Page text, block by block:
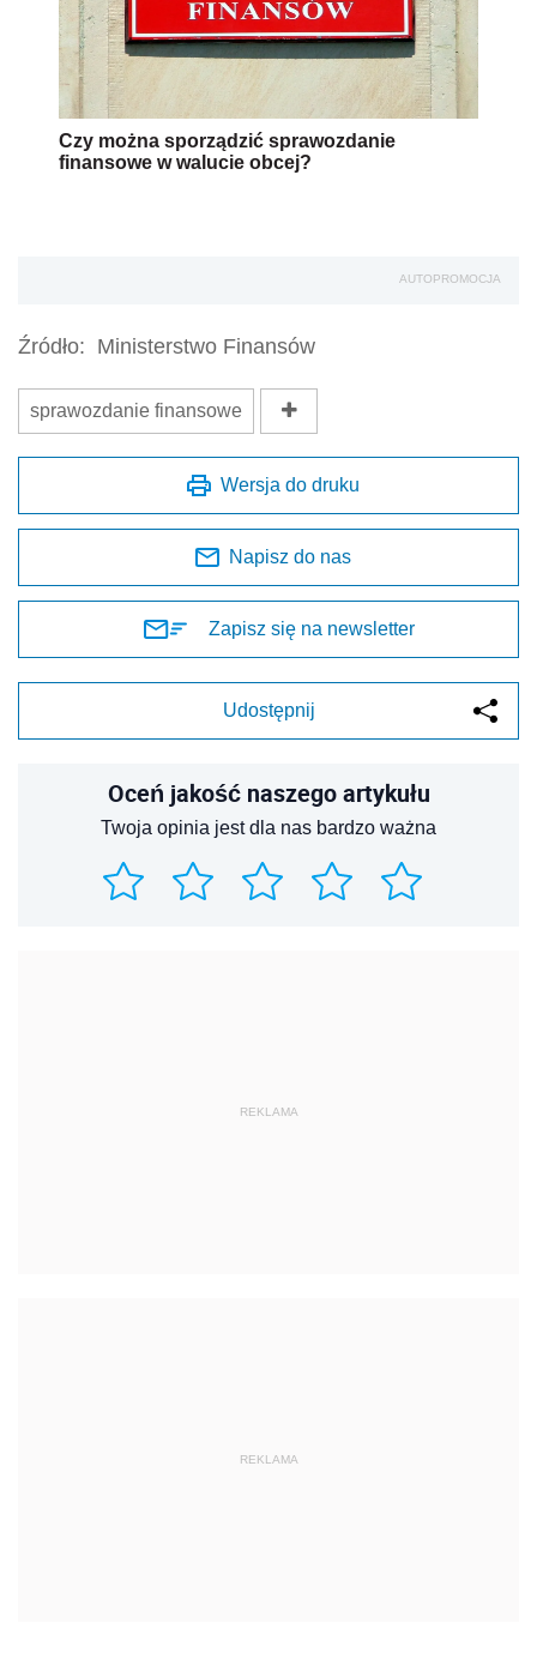
Czy można sporządzić sprawozdanie
finansowe w walucie obcej?
AUTOPROMOCJA
Źródło: Ministerstwo Finansów
sprawozdanie finansowe
Wersja do druku
Napisz do nas
Zapisz się na newsletter
Udostępnij
Oceń jakość naszego artykułu
Twoja opinia jest dla nas bardzo ważna
REKLAMA
REKLAMA